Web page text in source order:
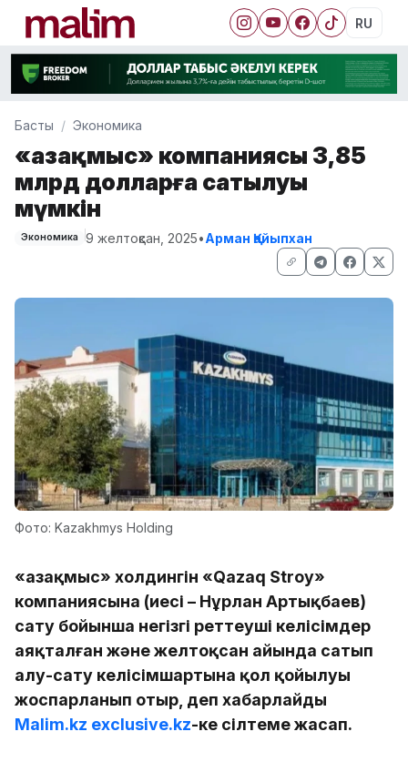
RU
Басты Экономика
«Қазақмыс» компаниясы 3,85
млрд долларға сатылуы
мүмкін
Экономика 9 желтоқсан, 2025•Арман Қайыпхан
Фото: Kazakhmys Holding
«Қазақмыс» холдингін «Qazaq Stroy»
компаниясына (иесі – Нұрлан Артықбаев)
сату бойынша негізгі реттеуші келісімдер
аяқталған және желтоқсан айында сатып
алу-сату келісімшартына қол қойылуы
жоспарланып отыр, деп хабарлайды
Malim.kz exclusive.kz-ке сілтеме жасап.